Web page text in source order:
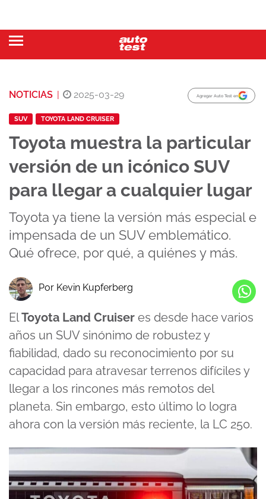
NOTICIAS | 2025-03-29 Agregar Auto Test en
SUV TOYOTA LAND CRUISER
Toyota muestra la particular
versión de un icónico SUV
para llegar a cualquier lugar
Toyota ya tiene la versión más especial e
impensada de un SUV emblemático.
Qué ofrece, por qué, a quiénes y más.
Por Kevin Kupferberg
ElToyota Land Cruiser es desde hace varios
años un SUV sinónimo de robustez y
fiabilidad, dado su reconocimiento por su
capacidad para atravesar terrenos difíciles y
llegar a los rincones más remotos del
planeta. Sin embargo, esto último lo logra
ahora con la versión más reciente, la LC 250.